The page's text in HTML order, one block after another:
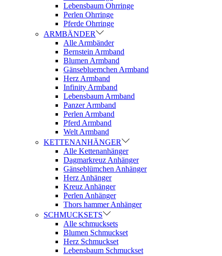
Lebensbaum Ohrringe
Perlen Ohrringe
Pferde Ohrringe
ARMBÄNDER
Alle Armbänder
Bernstein Armband
Blumen Armband
Gänsebluemchen Armband
Herz Armband
Infinity Armband
Lebensbaum Armband
Panzer Armband
Perlen Armband
Pferd Armband
Welt Armband
KETTENANHÄNGER
Alle Kettenanhänger
Dagmarkreuz Anhänger
Gänseblümchen Anhänger
Herz Anhänger
Kreuz Anhänger
Perlen Anhänger
Thors hammer Anhänger
SCHMUCKSETS
Alle schmucksets
Blumen Schmuckset
Herz Schmuckset
Lebensbaum Schmuckset